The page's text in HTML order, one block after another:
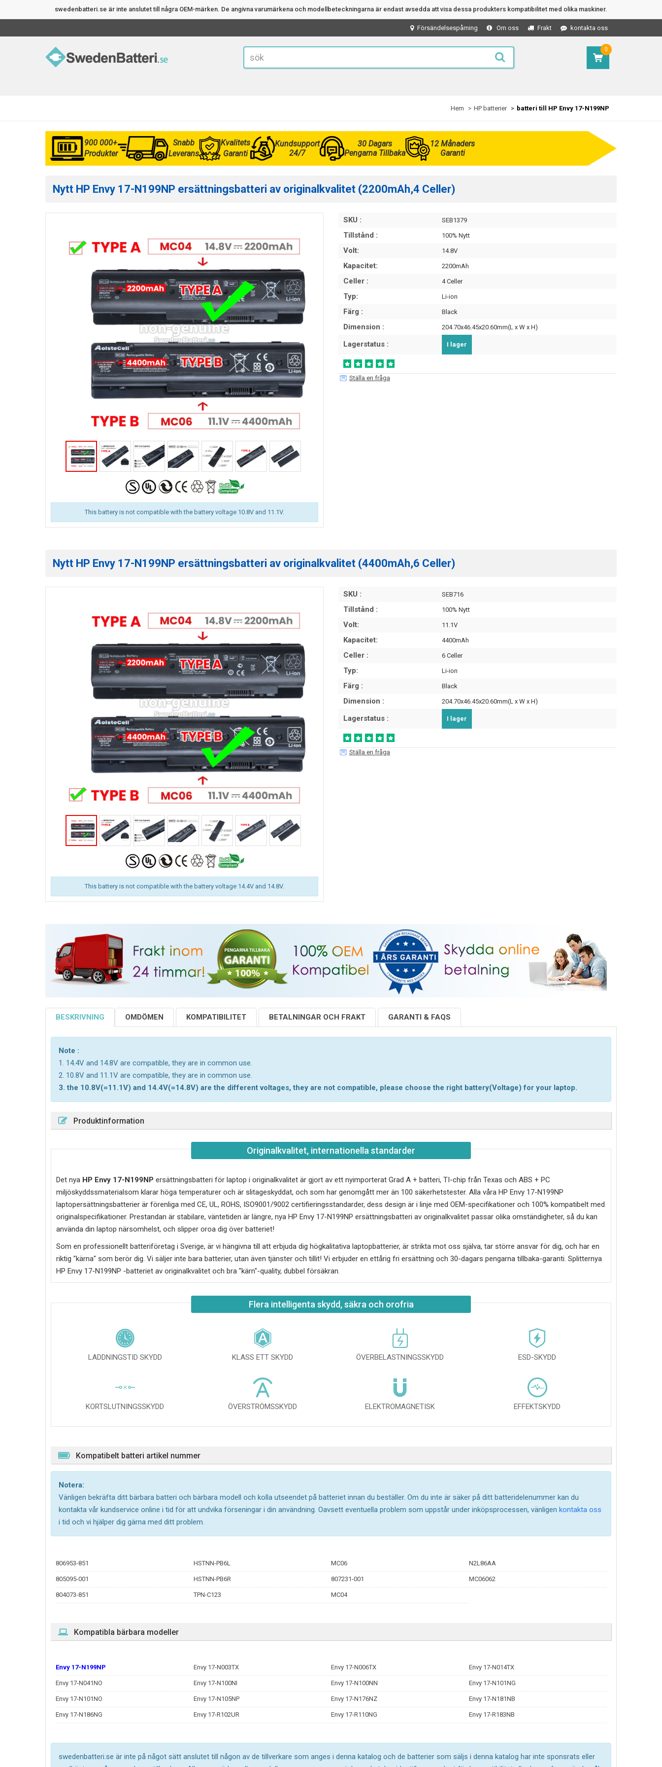
swedenbatteri.se är inte anslutet till några OEM-märken. De angivna varumärkena och modellbeteckningarna är endast avsedda att visa dessa produkters kompatibilitet med olika maskiner.
kontakta oss
Frakt
Om oss
Försändelsespårning
0
Hem HP batterier batteri till HP Envy 17-N199NP
900 000+
Produkter
Snabb
Leverans
Kvalitets
Garanti
Kundsupport
24/7
30 Dagars
Pengarna Tillbaka
12 Månaders
Garanti
Nytt HP Envy 17-N199NP ersättningsbatteri av originalkvalitet (2200mAh,4 Celler)
This battery is not compatible with the battery voltage 10.8V and 11.1V.
SKU : SEB1379
Tillstånd : 100% Nytt
Volt: 14.8V
Kapacitet: 2200mAh
Celler : 4 Celler
Typ: Li-ion
Färg : Black
Dimension : 204.70x46.45x20.60mm(L x W x H)
Lagerstatus : I lager
Ställa en fråga
Nytt HP Envy 17-N199NP ersättningsbatteri av originalkvalitet (4400mAh,6 Celler)
This battery is not compatible with the battery voltage 14.4V and 14.8V.
SKU : SEB716
Tillstånd : 100% Nytt
Volt: 11.1V
Kapacitet: 4400mAh
Celler : 6 Celler
Typ: Li-ion
Färg : Black
Dimension : 204.70x46.45x20.60mm(L x W x H)
Lagerstatus : I lager
Ställa en fråga
BESKRIVNING OMDÖMEN KOMPATIBILITET BETALNINGAR OCH FRAKT GARANTI & FAQS
Note :
1. 14.4V and 14.8V are compatible, they are in common use.
2. 10.8V and 11.1V are compatible, they are in common use.
3. the 10.8V(=11.1V) and 14.4V(=14.8V) are the different voltages, they are not compatible, please choose the right battery(Voltage) for your laptop.
Produktinformation
Originalkvalitet, internationella standarder
Det nya HP Envy 17-N199NP ersättningsbatteri för laptop i originalkvalitet är gjort av ett nyimporterat Grad A + batteri, TI-chip från Texas och ABS + PC
miljöskyddssmaterialsom klarar höga temperaturer och är slitageskyddat, och som har genomgått mer än 100 säkerhetstester. Alla våra HP Envy 17-N199NP
laptopersättningsbatterier är förenliga med CE, UL, ROHS, ISO9001/9002 certifieringsstandarder, dess design är i linje med OEM-specifikationer och 100% kompatibelt med
originalspecifikationer. Prestandan är stabilare, väntetiden är längre, nya HP Envy 17-N199NP ersättningsbatteri av originalkvalitet passar olika omständigheter, så du kan
använda din laptop närsomhelst, och slipper oroa dig över batteriet!
Som en professionellt batteriföretag i Sverige, är vi hängivna till att erbjuda dig högkalitativa laptopbatterier, är strikta mot oss själva, tar större ansvar för dig, och har en
riktig "kärna" som berör dig. Vi säljer inte bara batterier, utan även tjänster och tillit! Vi erbjuder en ettårig fri ersättning och 30-dagars pengarna tillbaka-garanti. Splitternya
HP Envy 17-N199NP -batteriet av originalkvalitet och bra "kärn"-quality, dubbel försäkran.
Flera intelligenta skydd, säkra och orofria
LADDNINGSTID SKYDD KLASS ETT SKYDD ÖVERBELASTNINGSSKYDD ESD-SKYDD
KORTSLUTNINGSSKYDD ÖVERSTRÖMSSKYDD ELEKTROMAGNETISK EFFEKTSKYDD
Kompatibelt batteri artikel nummer
Notera:
Vänligen bekräfta ditt bärbara batteri och bärbara modell och kolla utseendet på batteriet innan du beställer. Om du inte är säker på ditt batteridelenummer kan du
kontakta vår kundservice online i tid för att undvika förseningar i din användning. Oavsett eventuella problem som uppstår under inköpsprocessen, vänligen kontakta oss
i tid och vi hjälper dig gärna med ditt problem.
806953-851 HSTNN-PB6L MC06 N2L86AA
805095-001 HSTNN-PB6R 807231-001 MC06062
804073-851 TPN-C123 MC04
Kompatibla bärbara modeller
Envy 17-N199NP Envy 17-N003TX Envy 17-N006TX Envy 17-N014TX
Envy 17-N041NO Envy 17-N100NI Envy 17-N100NN Envy 17-N101NG
Envy 17-N101NO Envy 17-N105NP Envy 17-N176NZ Envy 17-N181NB
Envy 17-N186NG Envy 17-R102UR Envy 17-R110NG Envy 17-R183NB
swedenbatteri.se är inte på något sätt anslutet till någon av de tillverkare som anges i denna katalog och de batterier som säljs i denna katalog har inte sponsrats eller